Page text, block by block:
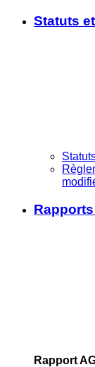
Statuts
Rapport